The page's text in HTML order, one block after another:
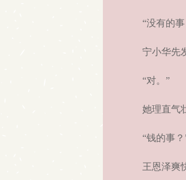
“没有的事
宁小华先
“对。”
她理直气
“钱的事？
王恩泽爽